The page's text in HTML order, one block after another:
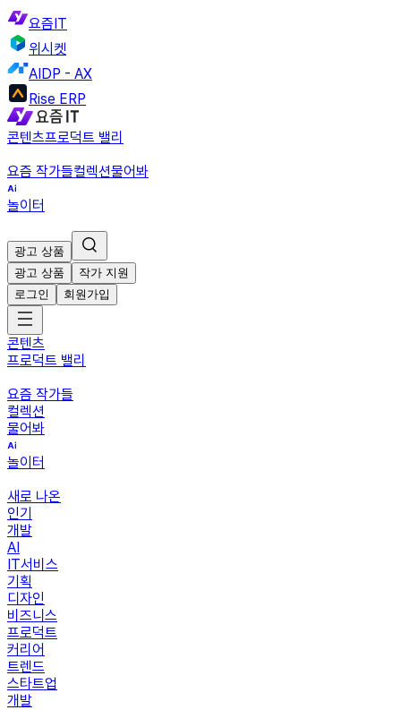
요즘IT
위시켓
AIDP - AX
Rise ERP
콘텐츠프로덕트 밸리
요즘 작가들컬렉션물어봐
놀이터
광고 상품
광고 상품
작가 지원
로그인
회원가입
콘텐츠
프로덕트 밸리
요즘 작가들
컬렉션
물어봐
놀이터
새로 나온
인기
개발
AI
IT서비스
기획
디자인
비즈니스
프로덕트
커리어
트렌드
스타트업
개발